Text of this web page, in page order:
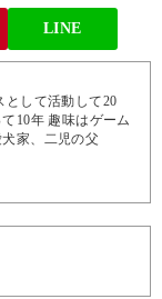
LINE
として活動して20
10年 趣味はゲーム
家、二児の父